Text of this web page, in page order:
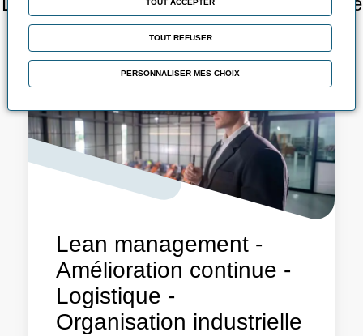
- Logistique - Organisation industrielle
Lean management -
Amélioration continue -
Logistique -
Organisation industrielle
TOUT REFUSER
PERSONNALISER MES CHOIX